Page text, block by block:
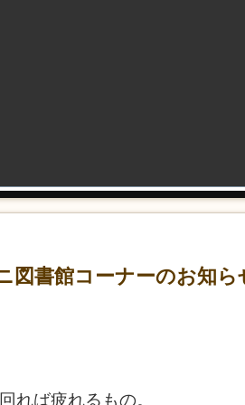
図書館コーナーのお知ら
れば疲れるもの。